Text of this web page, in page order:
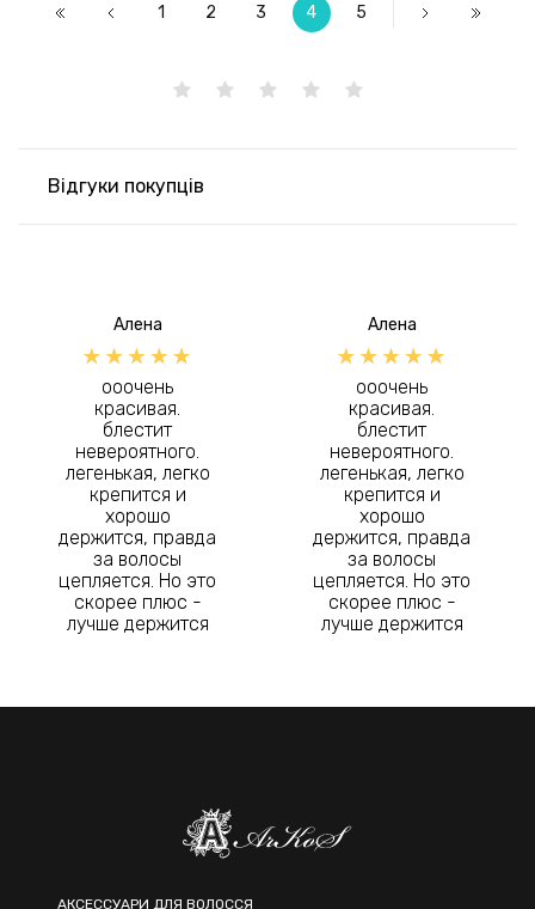
1 2 3 4 5
Відгуки покупців
Алена
ооочень
красивая.
блестит
невероятного.
легенькая, легко
крепится и
хорошо
держится, правда
за волосы
цепляется. Но это
скорее плюс -
лучше держится
Алена
ооочень
красивая.
блестит
невероятного.
легенькая, легко
крепится и
хорошо
держится, правда
за волосы
цепляется. Но это
скорее плюс -
лучше держится
АКСЕССУАРИ ДЛЯ ВОЛОССЯ